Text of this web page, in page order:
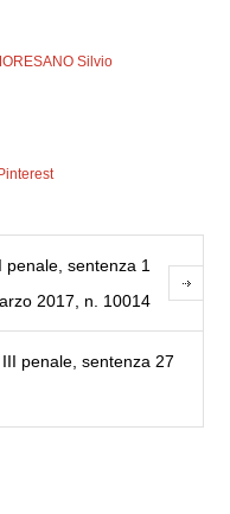
Silvio
Pinterest
sentenza 1
2017, n. 10014
penale, sentenza 27